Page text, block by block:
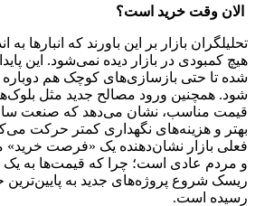
الان وقت خرید است؟
تحلیلگران بازار بر این باورند که انبارها
هیچ کمبودی در بازار دیده نمی‌شود. این
شده تا حتی بازسازی‌های کوچک هم
شود. همچنین ورود مصالح جدید مثل
قیمت مناسب، نشان می‌دهد که صنعت
بهتر و هزینه‌های نگهداری کمتر حرکت
فعلی بازار نشان‌دهنده یک «فرصت خرید»
و مردم عادی است؛ چرا که قیمت‌ها به یک
ریسک شروع پروژه‌های جدید به پایین‌ترین
رسیده است.